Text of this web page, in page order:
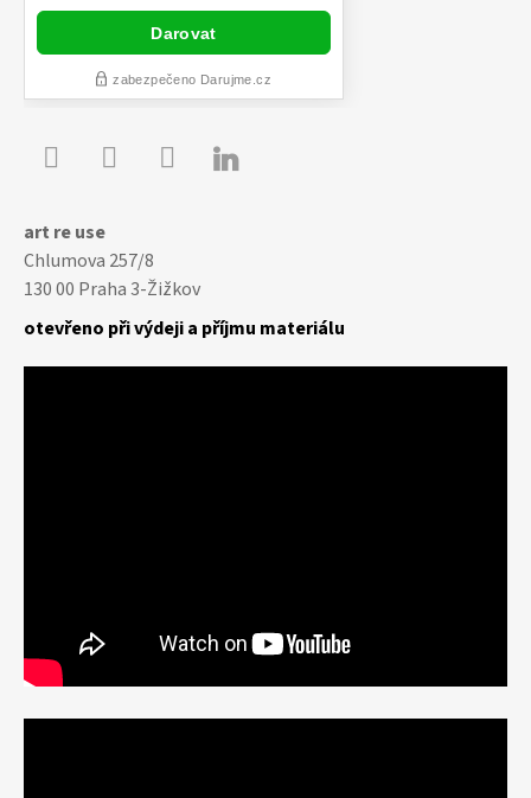

art re use
Chlumova 257/8
130 00 Praha 3-Žižkov
otevřeno při výdeji a příjmu materiálu